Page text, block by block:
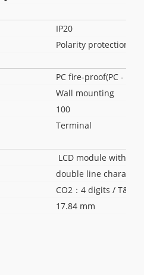
IP20
Polarity protection ,
PC fire-proof(PC -
Wall mounting
100
Terminal
LCD module without
double line character
CO2：4 digits / T&H
17.84 mm